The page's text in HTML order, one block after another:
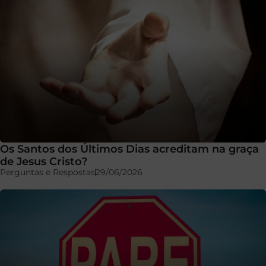
Os Santos dos Últimos Dias acreditam na graça
de Jesus Cristo?
Perguntas e Respostas29/06/2026